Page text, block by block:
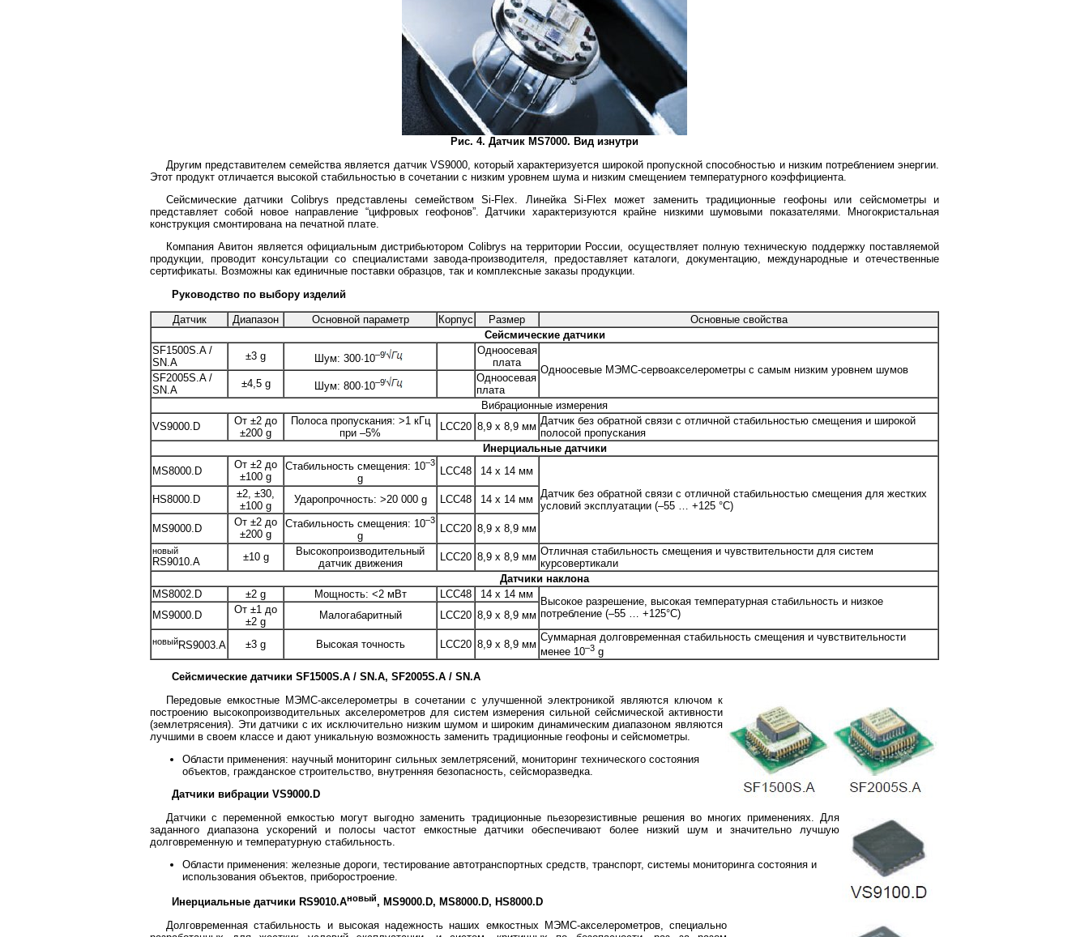
Рис. 4. Датчик MS7000. Вид изнутри
Другим представителем семейства является датчик VS9000, который характеризуется широкой пропускной способностью и низким потреблением энергии.
Этот продукт отличается высокой стабильностью в сочетании с низким уровнем шума и низким смещением температурного коэффициента.
Сейсмические датчики Colibrys представлены семейством Si-Flex. Линейка Si-Flex может заменить традиционные геофоны или сейсмометры и
представляет собой новое направление “цифровых геофонов”. Датчики характеризуются крайне низкими шумовыми показателями. Многокристальная
конструкция смонтирована на печатной плате.
КомпанияАвитон является официальным дистрибьютором Colibrys на территории России, осуществляет полную техническую поддержку поставляемой
продукции, проводит консультации со специалистами завода-производителя, предоставляет каталоги, документацию, международные и отечественные
сертификаты. Возможны как единичные поставки образцов, так и комплексные заказы продукции.
Руководство по выбору изделий
Датчик Диапазон Основной параметр Корпус Размер
Основные свойства
Сейсмические датчики
SF1500S.A /
SN.A
±3 g Шум: 300·10–9
Одноосевая
плата
Одноосевые МЭМС-сервоакселерометры с самым низким уровнем шумов
SF2005S.A /
SN.A
±4,5 g Шум: 800·10–9
Одноосевая
плата
Вибрационные измерения
VS9000.D
От ±2 до
±200 g
Полоса пропускания: >1 кГц
при –5%
LCC20 8,9 x 8,9 мм Датчик без обратной связи с отличной стабильностью смещения и широкой
полосой пропускания
Инерциальные датчики
MS8000.D
От ±2 до
±100 g
Стабильность смещения: 10–3
g
LCC48
14 x 14 мм
Датчик без обратной связи с отличной стабильностью смещения для жестких
условий эксплуатации (–55 … +125 °С)
HS8000.D
±2, ±30,
±100 g
Ударопрочность: >20 000 g LCC48 14 x 14 мм
MS9000.D
От ±2 до
±200 g
Стабильность смещения: 10–3
g
LCC20 8,9 x 8,9 мм
новый
RS9010.A ±10 g
Высокопроизводительный
датчик движения
LCC20 8,9 x 8,9 мм Отличная стабильность смещения и чувствительности для систем
курсовертикали
Датчики наклона
MS8002.D
±2 g Мощность: <2 мВт LCC48 14 x 14 мм
Высокое разрешение, высокая температурная стабильность и низкое
потребление (–55 … +125°С)
MS9000.D
От ±1 до
±2 g
Малогабаритный LCC20 8,9 x 8,9 мм
новыйRS9003.A ±3 g Высокая точность LCC20 8,9 x 8,9 мм
Суммарная долговременная стабильность смещения и чувствительности
менее 10–3 g
Сейсмические датчики SF1500S.A / SN.A, SF2005S.A / SN.A
Передовые емкостные МЭМС-акселерометры в сочетании с улучшенной электроникой являются ключом к
построению высокопроизводительных акселерометров для систем измерения сильной сейсмической активности
(землетрясения). Эти датчики с их исключительно низким шумом и широким динамическим диапазоном являются
лучшими в своем классе и дают уникальную возможность заменить традиционные геофоны и сейсмометры.
Области применения: научный мониторинг сильных землетрясений, мониторинг технического состояния
объектов, гражданское строительство, внутренняя безопасность, сейсморазведка.
Датчики вибрации VS9000.D
Датчики с переменной емкостью могут выгодно заменить традиционные пьезорезистивные решения во многих применениях. Для
заданного диапазона ускорений и полосы частот емкостные датчики обеспечивают более низкий шум и значительно лучшую
долговременную и температурную стабильность.
Области применения: железные дороги, тестирование автотранспортных средств, транспорт, системы мониторинга состояния и
использования объектов, приборостроение.
Инерциальные датчики RS9010.Aновый, MS9000.D, MS8000.D, HS8000.D
Долговременная стабильность и высокая надежность наших емкостных МЭМС-акселерометров, специально